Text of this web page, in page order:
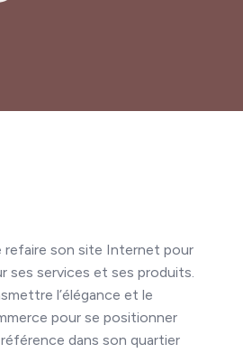
refaire son site Internet pour
ses services et ses produits.
l’élégance et le
pour se positionner
dans son quartier